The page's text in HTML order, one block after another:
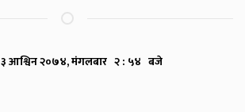
३ आश्विन २०७४, मंगलबार २ : ५४ बजे